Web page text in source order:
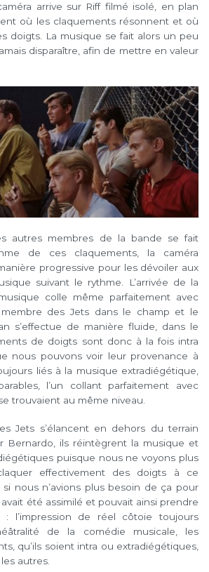
arrive sur Riff filmé isolé, en plan
où les claquements résonnent et où
doigts. La musique se fait alors un peu
disparaître, afin de mettre en valeur
autres membres de la bande se fait
de ces claquements, la caméra
progressive pour les dévoiler aux
suivant le rythme. L’arrivée de la
colle même parfaitement avec
des Jets dans le champ et le
s’effectue de manière fluide, dans le
de doigts sont donc à la fois intra
nous pouvons voir leur provenance à
liés à la musique extradiégétique,
l’un collant parfaitement avec
trouvaient au même niveau.
Jets s’élancent en dehors du terrain
Bernardo, ils réintègrent la musique et
puisque nous ne voyons plus
effectivement des doigts à ce
nous n’avions plus besoin de ça pour
avait été assimilé et pouvait ainsi prendre
: l’impression de réel côtoie toujours
de la comédie musicale, les
qu’ils soient intra ou extradiégétiques,
autres.